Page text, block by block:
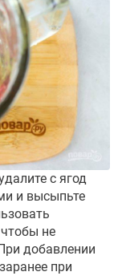
с ягод
и высыпьте
не
добавлении
при